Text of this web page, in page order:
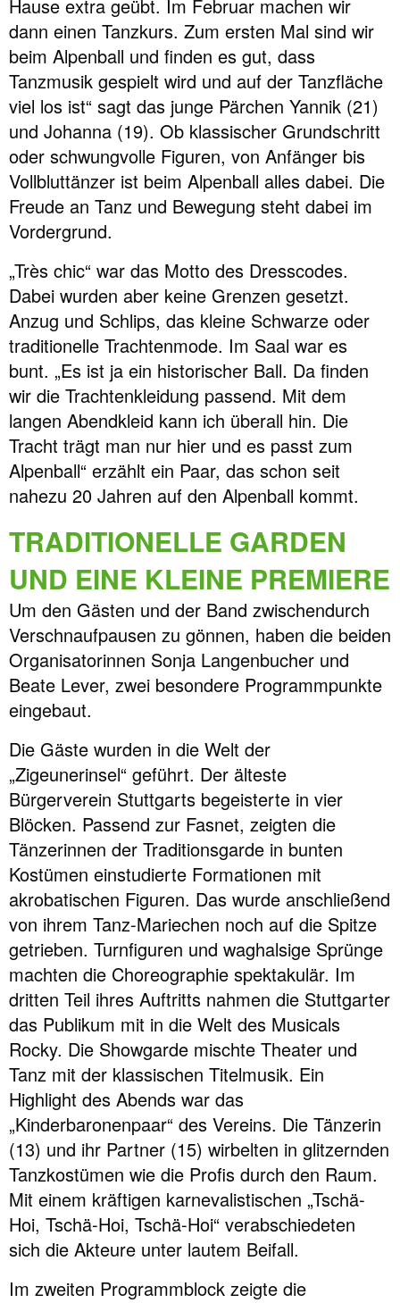
Hause extra geübt. Im Februar machen wir
dann einen Tanzkurs. Zum ersten Mal sind wir
beim Alpenball und finden es gut, dass
Tanzmusik gespielt wird und auf der Tanzfläche
viel los ist“ sagt das junge Pärchen Yannik (21)
und Johanna (19). Ob klassischer Grundschritt
oder schwungvolle Figuren, von Anfänger bis
Vollbluttänzer ist beim Alpenball alles dabei. Die
Freude an Tanz und Bewegung steht dabei im
Vordergrund.
„Très chic“ war das Motto des Dresscodes.
Dabei wurden aber keine Grenzen gesetzt.
Anzug und Schlips, das kleine Schwarze oder
traditionelle Trachtenmode. Im Saal war es
bunt. „Es ist ja ein historischer Ball. Da finden
wir die Trachtenkleidung passend. Mit dem
langen Abendkleid kann ich überall hin. Die
Tracht trägt man nur hier und es passt zum
Alpenball“ erzählt ein Paar, das schon seit
nahezu 20 Jahren auf den Alpenball kommt.
TRADITIONELLE GARDEN
UND EINE KLEINE PREMIERE
Um den Gästen und der Band zwischendurch
Verschnaufpausen zu gönnen, haben die beiden
Organisatorinnen Sonja Langenbucher und
Beate Lever, zwei besondere Programmpunkte
eingebaut.
Die Gäste wurden in die Welt der
„Zigeunerinsel“ geführt. Der älteste
Bürgerverein Stuttgarts begeisterte in vier
Blöcken. Passend zur Fasnet, zeigten die
Tänzerinnen der Traditionsgarde in bunten
Kostümen einstudierte Formationen mit
akrobatischen Figuren. Das wurde anschließend
von ihrem Tanz-Mariechen noch auf die Spitze
getrieben. Turnfiguren und waghalsige Sprünge
machten die Choreographie spektakulär. Im
dritten Teil ihres Auftritts nahmen die Stuttgarter
das Publikum mit in die Welt des Musicals
Rocky. Die Showgarde mischte Theater und
Tanz mit der klassischen Titelmusik. Ein
Highlight des Abends war das
„Kinderbaronenpaar“ des Vereins. Die Tänzerin
(13) und ihr Partner (15) wirbelten in glitzernden
Tanzkostümen wie die Profis durch den Raum.
Mit einem kräftigen karnevalistischen „Tschä-
Hoi, Tschä-Hoi, Tschä-Hoi“ verabschiedeten
sich die Akteure unter lautem Beifall.
Im zweiten Programmblock zeigte die